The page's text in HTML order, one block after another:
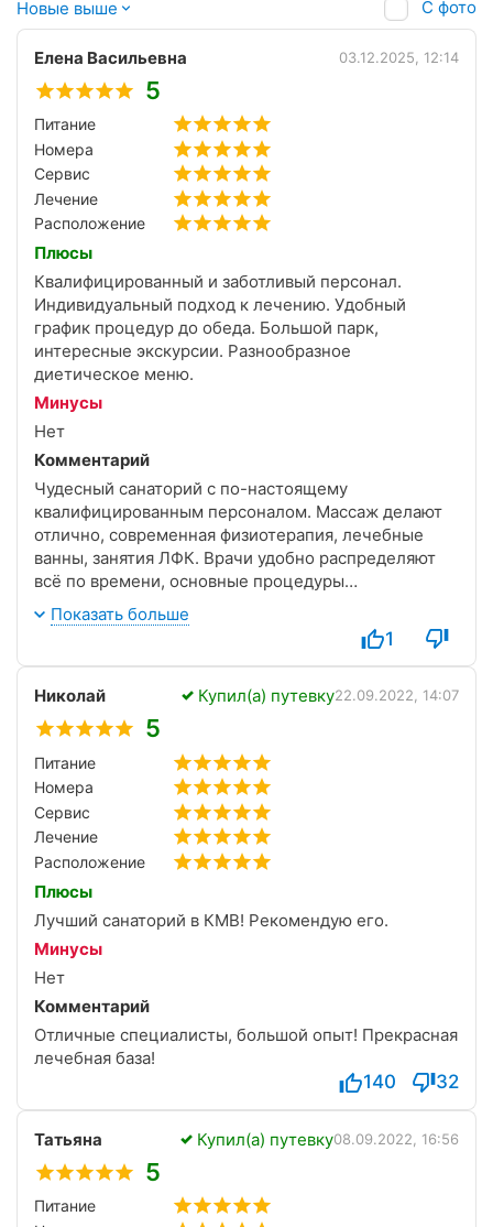
Новые выше С фото
Елена Васильевна 03.12.2025, 12:14
5
Питание
Номера
Сервис
Лечение
Расположение
Плюсы
Квалифицированный и заботливый персонал.
Индивидуальный подход к лечению. Удобный
график процедур до обеда. Большой парк,
интересные экскурсии. Разнообразное
диетическое меню.
Минусы
Нет
Комментарий
Чудесный санаторий с по-настоящему
квалифицированным персоналом. Массаж делают
отлично, современная физиотерапия, лечебные
ванны, занятия ЛФК. Врачи удобно распределяют
всё по времени, основные процедуры
заканчиваются до обеда, а дальше день полностью
в моем распоряжении.
Приятно прогуляться по ухоженной парковой зоне.
Питание хорошее. Диетическое, но вполне хватает.
Выбор блюд вполне достаточный, всегда можно
найти что-то по своему вкусу. В общем, Заря
оставляет самые тёплые впечатления, рекомендую
от всего сердца!
Показать больше
1
Николай Купил(а) путевку22.09.2022, 14:07
5
Питание
Номера
Сервис
Лечение
Расположение
Плюсы
Лучший санаторий в КМВ! Рекомендую его.
Минусы
Нет
Комментарий
Отличные специалисты, большой опыт! Прекрасная
лечебная база!
140 32
Татьяна Купил(а) путевку08.09.2022, 16:56
5
Питание